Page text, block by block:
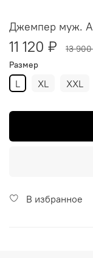
Джемпер муж.
11 120 ₽
13
Размер
L XL XXL
В избранное